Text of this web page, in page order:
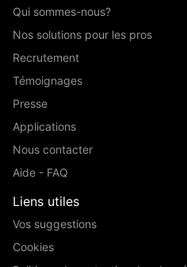
Qui sommes-nous?
Nos solutions pour les pros
Recrutement
Témoignages
Presse
Applications
Nous contacter
Aide - FAQ
Liens utiles
Vos suggestions
Cookies